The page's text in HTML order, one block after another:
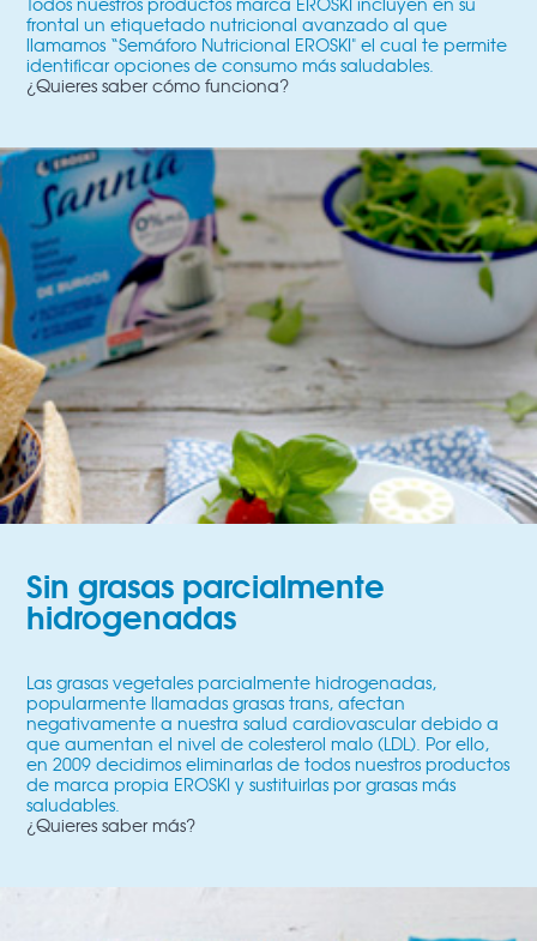
frontal un etiquetado nutricional avanzado al que
llamamos “Semáforo Nutricional EROSKI" el cual te permite
identificar opciones de consumo más saludables.
¿Quieres saber cómo funciona?
Sin grasas parcialmente
hidrogenadas
Las grasas vegetales parcialmente hidrogenadas,
popularmente llamadas grasas trans, afectan
negativamente a nuestra salud cardiovascular debido a
que aumentan el nivel de colesterol malo (LDL). Por ello,
en 2009 decidimos eliminarlas de todos nuestros productos
de marca propia EROSKI y sustituirlas por grasas más
saludables.
¿Quieres saber más?